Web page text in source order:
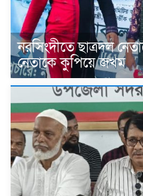
নরসিংদীতে ছাত্রদল
নেতাকে কুপিয়ে জখম